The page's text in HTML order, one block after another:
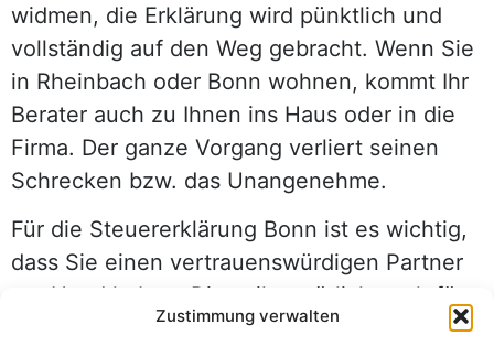
Zustimmung verwalten
widmen, die Erklärung wird pünktlich und
vollständig auf den Weg gebracht. Wenn Sie
in Rheinbach oder Bonn wohnen, kommt Ihr
Berater auch zu Ihnen ins Haus oder in die
Firma. Der ganze Vorgang verliert seinen
Schrecken bzw. das Unangenehme.
Für die Steuererklärung Bonn ist es wichtig,
dass Sie einen vertrauenswürdigen Partner
zur Hand haben. Dies gilt natürlich auch für
Rheinbach und andere Orte in der Nähe von